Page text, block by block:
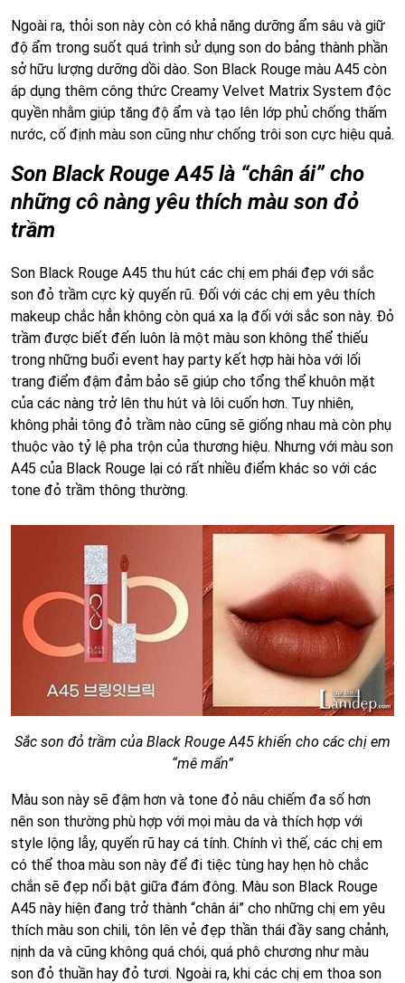
Ngoài ra, thỏi son này còn có khả năng dưỡng ẩm sâu và giữ
độ ẩm trong suốt quá trình sử dụng son do bảng thành phần
sở hữu lượng dưỡng dồi dào. Son Black Rouge màu A45 còn
áp dụng thêm công thức Creamy Velvet Matrix System độc
quyền nhằm giúp tăng độ ẩm và tạo lên lớp phủ chống thấm
nước, cố định màu son cũng như chống trôi son cực hiệu quả.
Son Black Rouge A45 là “chân ái” cho
những cô nàng yêu thích màu son đỏ
trầm
Son Black Rouge A45 thu hút các chị em phái đẹp với sắc
son đỏ trầm cực kỳ quyến rũ. Đối với các chị em yêu thích
makeup chắc hẳn không còn quá xa lạ đối với sắc son này. Đỏ
trầm được biết đến luôn là một màu son không thể thiếu
trong những buổi event hay party kết hợp hài hòa với lối
trang điểm đậm đảm bảo sẽ giúp cho tổng thể khuôn mặt
của các nàng trở lên thu hút và lôi cuốn hơn. Tuy nhiên,
không phải tông đỏ trầm nào cũng sẽ giống nhau mà còn phụ
thuộc vào tỷ lệ pha trộn của thương hiệu. Nhưng với màu son
A45 của Black Rouge lại có rất nhiều điểm khác so với các
tone đỏ trầm thông thường.
Sắc son đỏ trầm của Black Rouge A45 khiến cho các chị em
“mê mẩn”
Màu son này sẽ đậm hơn và tone đỏ nâu chiếm đa số hơn
nên son thường phù hợp với mọi màu da và thích hợp với
style lộng lẫy, quyến rũ hay cá tính. Chính vì thế, các chị em
có thể thoa màu son này để đi tiệc tùng hay hẹn hò chắc
chắn sẽ đẹp nổi bật giữa đám đông. Màu son Black Rouge
A45 này hiện đang trở thành “chân ái” cho những chị em yêu
thích màu son chili, tôn lên vẻ đẹp thần thái đầy sang chảnh,
nịnh da và cũng không quá chói, quá phô chương như màu
son đỏ thuần hay đỏ tươi. Ngoài ra, khi các chị em thoa son